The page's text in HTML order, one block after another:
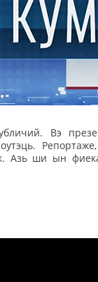
Вэ
Азь ши ын